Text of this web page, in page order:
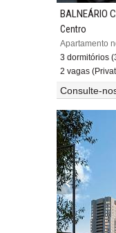
BALNEÁRIO
Centro
Apartamento
3 dormitórios
2 vagas
Consulte-